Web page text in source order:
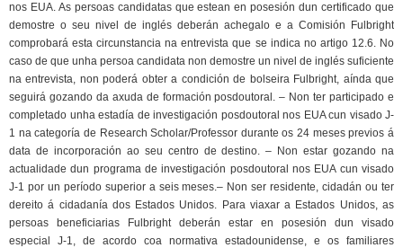
nos EUA. As persoas candidatas que estean en posesión dun certificado que
demostre o seu nivel de inglés deberán achegalo e a Comisión Fulbright
comprobará esta circunstancia na entrevista que se indica no artigo 12.6. No
caso de que unha persoa candidata non demostre un nivel de inglés suficiente
na entrevista, non poderá obter a condición de bolseira Fulbright, aínda que
seguirá gozando da axuda de formación posdoutoral. – Non ter participado e
completado unha estadía de investigación posdoutoral nos EUA cun visado J-
1 na categoría de Research Scholar/Professor durante os 24 meses previos á
data de incorporación ao seu centro de destino. – Non estar gozando na
actualidade dun programa de investigación posdoutoral nos EUA cun visado
J-1 por un período superior a seis meses.– Non ser residente, cidadán ou ter
dereito á cidadanía dos Estados Unidos. Para viaxar a Estados Unidos, as
persoas beneficiarias Fulbright deberán estar en posesión dun visado
especial J-1, de acordo coa normativa estadounidense, e os familiares